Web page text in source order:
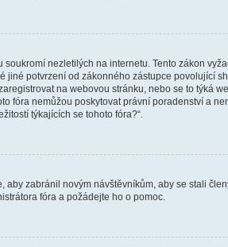
soukromí nezletilých na internetu. Tento zákon
jiné potvrzení od zákonného zástupce povolující
na webovou stránku, nebo se to týká
fóra nemůžou poskytovat právní poradenství a
týkajících se tohoto fóra?“.
aby zabránil novým návštěvníkům, aby se stali
fóra a požádejte ho o pomoc.